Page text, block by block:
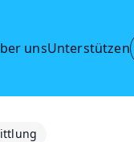
unsUnterstützen